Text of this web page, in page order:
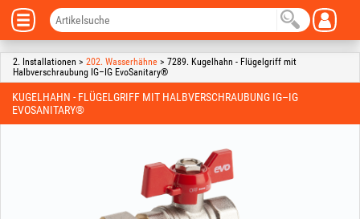
2. Installationen > 202. Wasserhähne > 7289. Kugelhahn - Flügelgriff mit
Halbverschraubung IG–IG EvoSanitary®
KUGELHAHN - FLÜGELGRIFF MIT HALBVERSCHRAUBUNG IG–IG
EVOSANITARY®